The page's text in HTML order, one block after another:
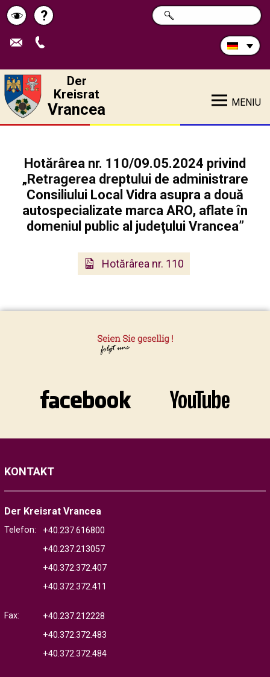
Schimbă
contrastul
Pagina
de
?
Durchsuchen
Sie
SUCHE
Der
Kreisrat
Vrancea MENIU
Hotărârea nr. 110/09.05.2024 privind
„Retragerea dreptului de administrare
Consiliului Local Vidra asupra a două
autospecializate marca ARO, aflate în
domeniul public al judeţului Vrancea”
Hotărârea nr. 110
KONTAKT
Der Kreisrat Vrancea
Telefon:
+40.237.616800
+40.237.213057
+40.372.372.407
+40.372.372.411
Fax:
+40.237.212228
+40.372.372.483
+40.372.372.484